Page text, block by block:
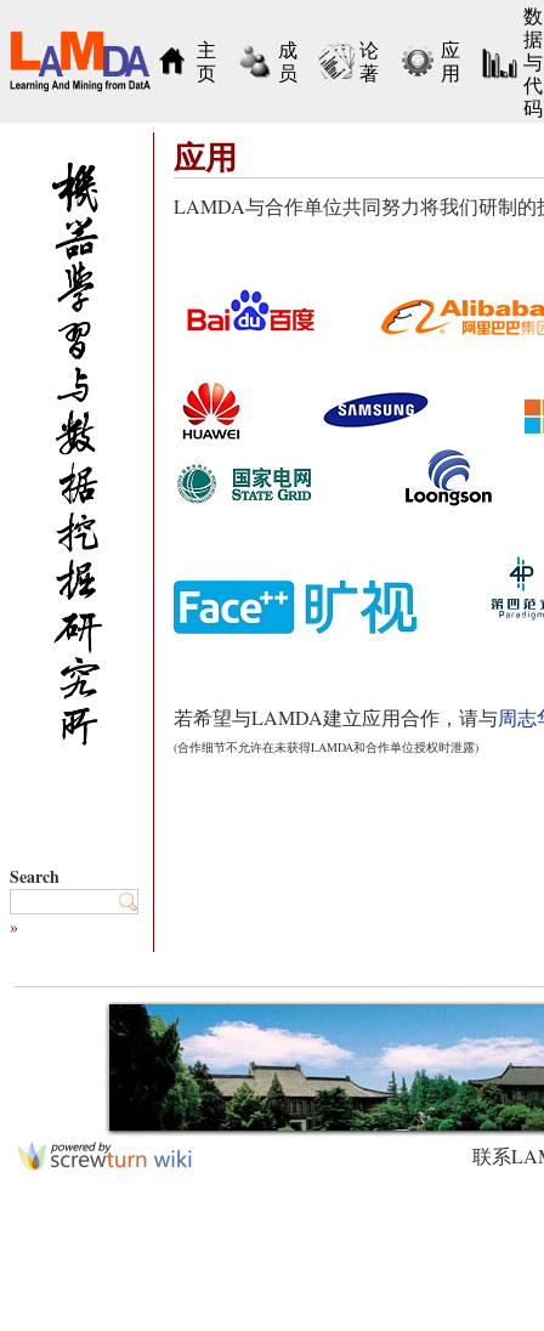
主
页
成
员
论
著
应
用
数
据
与
代
码
Search
»
应用
LAMDA与合作单位共同努力将我们研制
若希望与LAMDA建立应用合作，请与周志
(合作细节不允许在未获得LAMDA和合作单位授权时泄露)
联系